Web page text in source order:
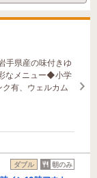
手県産の味付きゆ
なメニュー◆小学
有、ウェルカム
ダブル 朝のみ